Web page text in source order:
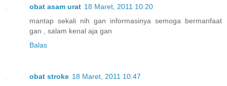
obat asam urat 18 Maret, 2011 10:20
mantap sekali nih gan informasinya semoga bermanfaat
gan , salam kenal aja gan
Balas
obat stroke 18 Maret, 2011 10:47